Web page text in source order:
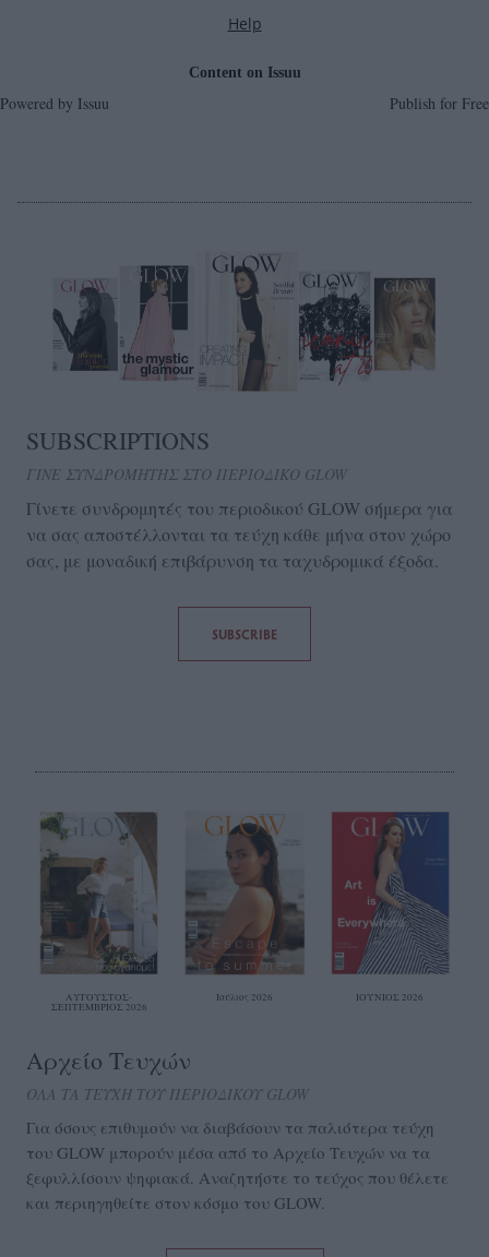
Powered by Issuu Publish for Free
SUBSCRIPTIONS
ΓΙΝΕ ΣΥΝΔΡΟΜΗΤΗΣ ΣΤΟ ΠΕΡΙΟΔΙΚΟ GLOW
Γίνετε συνδρομητές του περιοδικού GLOW σήμερα για
να σας αποστέλλονται τα τεύχη κάθε μήνα στον χώρο
σας, με μοναδική επιβάρυνση τα ταχυδρομικά έξοδα.
SUBSCRIBE
ΑΥΓΟΥΣΤΟΣ-
ΣΕΠΤΕΜΒΡΙΟΣ 2026
Ιούλιος 2026 ΙΟΥΝΙΟΣ 2026
Αρχείο Τευχών
ΟΛΑ ΤΑ ΤΕΥΧΗ ΤΟΥ ΠΕΡΙΟΔΙΚΟΥ GLOW
Για όσους επιθυμούν να διαβάσουν τα παλιότερα τεύχη
του GLOW μπορούν μέσα από το Aρχείο Τευχών να τα
ξεφυλλίσουν ψηφιακά. Αναζητήστε το τεύχος που θέλετε
και περιηγηθείτε στον κόσμο του GLOW.